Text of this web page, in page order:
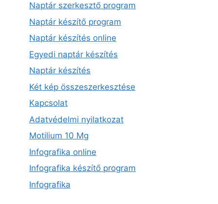
Naptár szerkesztő program
Naptár készítő program
Naptár készítés online
Egyedi naptár készítés
Naptár készítés
Két kép összeszerkesztése
Kapcsolat
Adatvédelmi nyilatkozat
Motilium 10 Mg
Infografika online
Infografika készítő program
Infografika